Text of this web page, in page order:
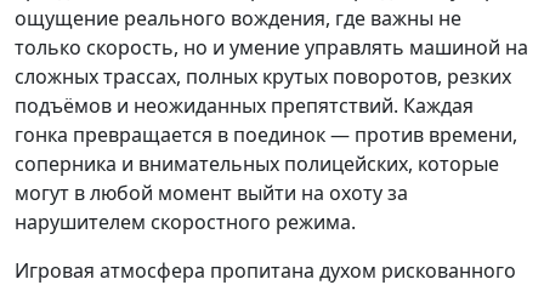
ощущение реального вождения, где важны не
только скорость, но и умение управлять машиной на
сложных трассах, полных крутых поворотов, резких
подъёмов и неожиданных препятствий. Каждая
гонка превращается в поединок — против времени,
соперника и внимательных полицейских, которые
могут в любой момент выйти на охоту за
нарушителем скоростного режима.
Игровая атмосфера пропитана духом рискованного